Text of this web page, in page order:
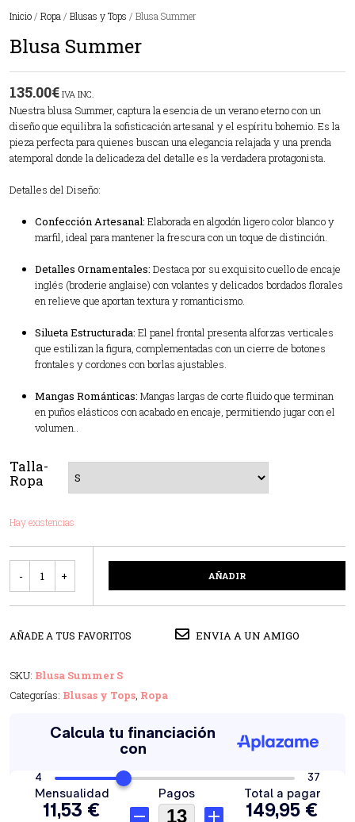
Inicio / Ropa / Blusas y Tops / Blusa Summer
Blusa Summer
135.00€ IVA INC.
Nuestra blusa Summer, captura la esencia de un verano eterno con un
diseño que equilibra la sofisticación artesanal y el espíritu bohemio. Es la
pieza perfecta para quienes buscan una elegancia relajada y una prenda
atemporal donde la delicadeza del detalle es la verdadera protagonista.
Detalles del Diseño:
Confección Artesanal: Elaborada en algodón ligero color blanco y
marfil, ideal para mantener la frescura con un toque de distinción.
Detalles Ornamentales: Destaca por su exquisito cuello de encaje
inglés (broderie anglaise) con volantes y delicados bordados florales
en relieve que aportan textura y romanticismo.
Silueta Estructurada: El panel frontal presenta alforzas verticales
que estilizan la figura, complementadas con un cierre de botones
frontales y cordones con borlas ajustables.
Mangas Románticas: Mangas largas de corte fluido que terminan
en puños elásticos con acabado en encaje, permitiendo jugar con el
volumen..
Talla-
Ropa
Hay existencias
AÑADIR
AÑADE A TUS FAVORITOS ENVIA A UN AMIGO
SKU: Blusa Summer S
Categorías: Blusas y Tops, Ropa